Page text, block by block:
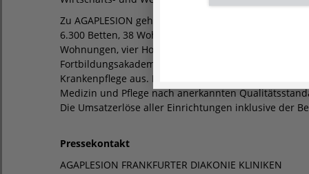
Zu AGAPLESION gehören bundesweit mehr als 100
6.300 Betten, 38 Wohn- und Pflegeeinrichtungen mit
Wohnungen, vier Hospize, 34 Medizinische
Fortbildungsakademie. Darüber hinaus bildet
Krankenpflege aus. Mehr als 19.000
Medizin und Pflege nach anerkannten
Die Umsatzerlöse aller Einrichtungen inklusive der
Pressekontakt
AGAPLESION FRANKFURTER DIAKONIE KLINIKEN